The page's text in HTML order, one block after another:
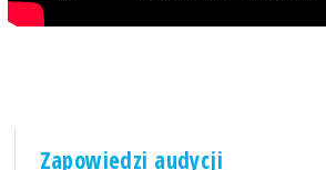
Zapowiedzi audycji